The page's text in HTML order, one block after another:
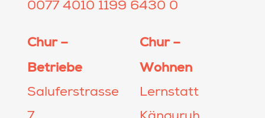
0077 4010 1199 6430 0
Chur –
Betriebe
Saluferstrasse
Chur –
Wohnen
Lernstatt